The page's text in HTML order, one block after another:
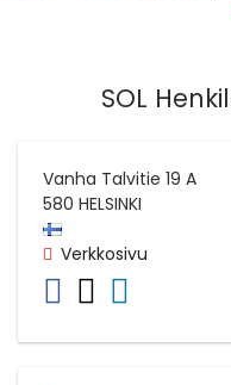
SOL
Vanha Talvitie 19 A
580 HELSINKI
Verkkosivu